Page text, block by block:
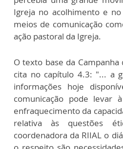
Igreja no acolhimento e
meios de comunicação
ação pastoral da Igreja.
O texto base da
cita no capítulo 4.3: "... a
informações hoje
comunicação pode levar
enfraquecimento da
relativa às questões
coordenadora da RIIAL o